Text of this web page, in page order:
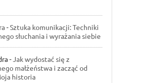
-Sztuka komunikacji: Techniki
słuchania i wyrażania siebie
-Jak wydostać się z
małżeństwa i zacząć od
historia